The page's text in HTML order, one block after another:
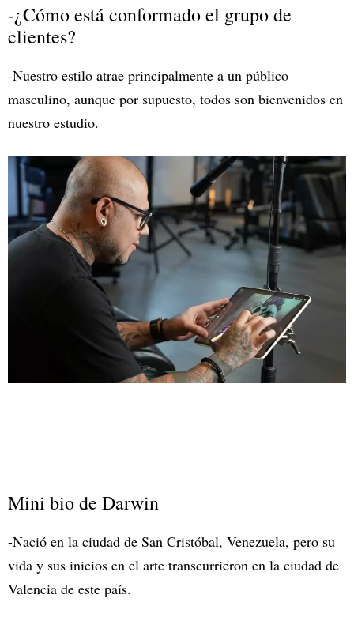
-¿Cómo está conformado el grupo de
clientes?
-Nuestro estilo atrae principalmente a un público
masculino, aunque por supuesto, todos son bienvenidos en
nuestro estudio.
Mini bio de Darwin
-Nació en la ciudad de San Cristóbal, Venezuela, pero su
vida y sus inicios en el arte transcurrieron en la ciudad de
Valencia de este país.